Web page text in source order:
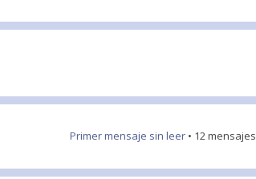
Primer mensaje sin leer • 12 mensajes